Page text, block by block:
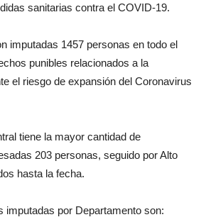
sanitarias contra el COVID-19.
imputadas 1457 personas en todo el
punibles relacionados a la
el riesgo de expansión del Coronavirus
tiene la mayor cantidad de
203 personas, seguido por Alto
hasta la fecha.
imputadas por Departamento son: